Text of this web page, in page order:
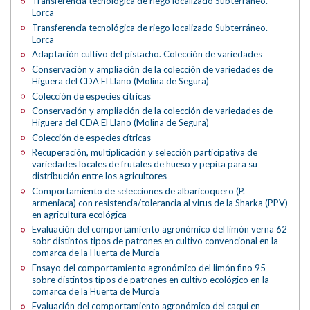
Lorca
Transferencia tecnológica de riego localizado Subterráneo.
Lorca
Adaptación cultivo del pistacho. Colección de variedades
Conservación y ampliación de la colección de variedades de
Higuera del CDA El Llano (Molina de Segura)
Colección de especies cítricas
Conservación y ampliación de la colección de variedades de
Higuera del CDA El Llano (Molina de Segura)
Colección de especies cítricas
Recuperación, multiplicación y selección participativa de
variedades locales de frutales de hueso y pepita para su
distribución entre los agricultores
Comportamiento de selecciones de albaricoquero (P.
armeniaca) con resistencia/tolerancia al virus de la Sharka (PPV)
en agricultura ecológica
Evaluación del comportamiento agronómico del limón verna 62
sobr distintos tipos de patrones en cultivo convencional en la
comarca de la Huerta de Murcia
Ensayo del comportamiento agronómico del limón fino 95
sobre distintos tipos de patrones en cultivo ecológico en la
comarca de la Huerta de Murcia
Evaluación del comportamiento agronómico del caqui en